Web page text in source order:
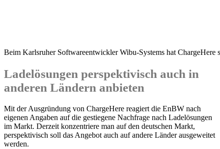
Beim Karlsruher Softwareentwickler Wibu-Systems hat
Ladelösungen perspektivisch auch in
anderen Ländern anbieten
Mit der Ausgründung von ChargeHere reagiert die EnBW nach
eigenen Angaben auf die gestiegene Nachfrage nach Ladelösungen
im Markt. Derzeit konzentriere man auf den deutschen Markt,
perspektivisch soll das Angebot auch auf andere Länder ausgeweitet
werden.